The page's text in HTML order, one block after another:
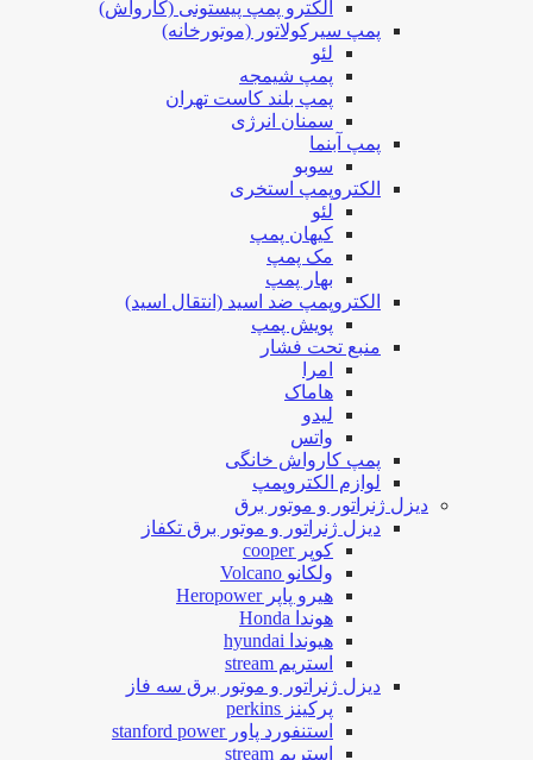
الکترو پمپ پیستونی (کارواش)
پمپ سیرکولاتور (موتورخانه)
لئو
پمپ شیمجه
پمپ بلند کاست تهران
سمنان انرژی
پمپ آبنما
سوبو
الکتروپمپ استخری
لئو
کیهان پمپ
مک پمپ
بهار پمپ
الکتروپمپ ضد اسید (انتقال اسید)
پویش پمپ
منبع تحت فشار
امرا
هاماک
لیدو
واتس
پمپ کارواش خانگی
لوازم الکتروپمپ
دیزل ژنراتور و موتور برق
دیزل ژنراتور و موتور برق تکفاز
کوپر cooper
ولکانو Volcano
هیرو پاپر Heropower
هوندا Honda
هیوندا hyundai
استریم stream
دیزل ژنراتور و موتور برق سه فاز
پرکینز perkins
استنفورد پاور stanford power
استریم stream